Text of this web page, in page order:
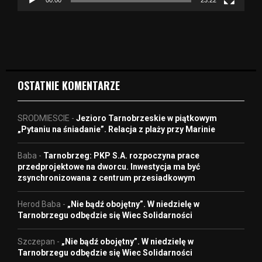
OSTATNIE KOMENTARZE
SRODMIESCIE - Jezioro Tarnobrzeskie w piątkowym
„Pytaniu na śniadanie”. Relacja z plaży przy Marinie
Baba - Tarnobrzeg: PKP S.A. rozpoczyna prace
przedprojektowe na dworcu. Inwestycja ma być
zsynchronizowana z centrum przesiadkowym
Herod Baba - „Nie bądź obojętny”. W niedzielę w
Tarnobrzegu odbędzie się Wiec Solidarności
Szczepan - „Nie bądź obojętny”. W niedzielę w
Tarnobrzegu odbędzie się Wiec Solidarności